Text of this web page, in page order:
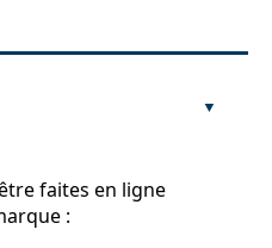
faites en ligne
: